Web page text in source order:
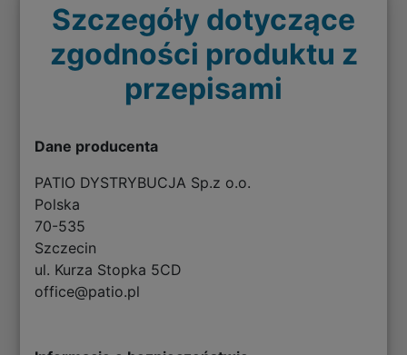
Szczegóły dotyczące
zgodności produktu z
przepisami
Dane producenta
PATIO DYSTRYBUCJA Sp.z o.o.
Polska
70-535
Szczecin
ul. Kurza Stopka 5CD
office@patio.pl